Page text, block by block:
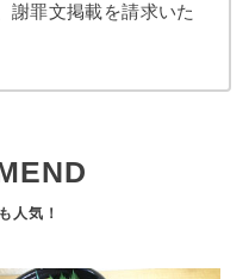
謝罪文掲載を請求いた